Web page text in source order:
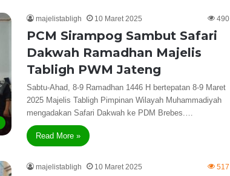
majelistabligh 10 Maret 2025 490
PCM Sirampog Sambut Safari
Dakwah Ramadhan Majelis
Tabligh PWM Jateng
Sabtu-Ahad, 8-9 Ramadhan 1446 H bertepatan 8-9 Maret
2025 Majelis Tabligh Pimpinan Wilayah Muhammadiyah
mengadakan Safari Dakwah ke PDM Brebes.…
Read More »
majelistabligh 10 Maret 2025 517